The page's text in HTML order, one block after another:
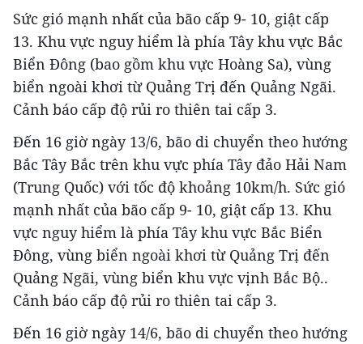
Sức gió mạnh nhất của bão cấp 9- 10, giật cấp
13. Khu vực nguy hiểm là phía Tây khu vực Bắc
Biển Đông (bao gồm khu vực Hoàng Sa), vùng
biển ngoài khơi từ Quảng Trị đến Quảng Ngãi.
Cảnh báo cấp độ rủi ro thiên tai cấp 3.
Đến 16 giờ ngày 13/6, bão di chuyển theo hướng
Bắc Tây Bắc trên khu vực phía Tây đảo Hải Nam
(Trung Quốc) với tốc độ khoảng 10km/h. Sức gió
mạnh nhất của bão cấp 9- 10, giật cấp 13. Khu
vực nguy hiểm là phía Tây khu vực Bắc Biển
Đông, vùng biển ngoài khơi từ Quảng Trị đến
Quảng Ngãi, vùng biển khu vực vịnh Bắc Bộ..
Cảnh báo cấp độ rủi ro thiên tai cấp 3.
Đến 16 giờ ngày 14/6, bão di chuyển theo hướng